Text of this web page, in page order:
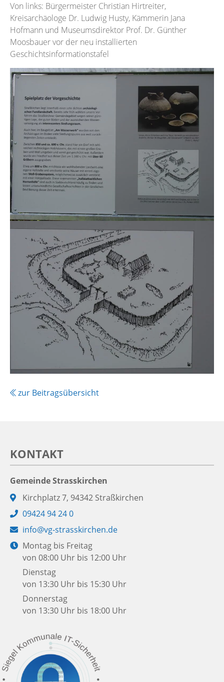
Von links: Bürgermeister Christian Hirtreiter,
Kreisarchäologe Dr. Ludwig Husty, Kämmerin Jana
Hofmann und Museumsdirektor Prof. Dr. Günther
Moosbauer vor der neu installierten
Geschichtsinformationstafel
zur Beitragsübersicht
KONTAKT
Gemeinde Strasskirchen
Adresse:
Kirchplatz 7, 94342 Straßkirchen
Telefon:
09424 94 24 0
E-
Mail:
info@vg-strasskirchen.de
Öffnungszeiten:
Montag bis Freitag
von 08:00 Uhr bis 12:00 Uhr
Dienstag
von 13:30 Uhr bis 15:30 Uhr
Donnerstag
von 13:30 Uhr bis 18:00 Uhr